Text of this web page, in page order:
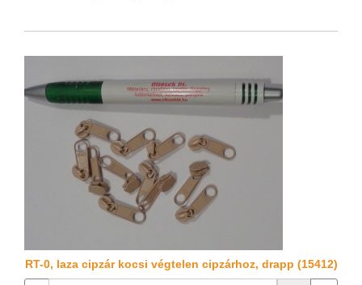
RT-0, laza cipzár kocsi végtelen cipzárhoz, drapp (15412)